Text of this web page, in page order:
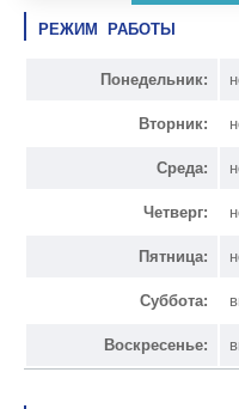
РЕЖИМ РАБОТЫ
Понедельник:
Вторник:
Среда:
Четверг:
Пятница:
Суббота:
Воскресенье: